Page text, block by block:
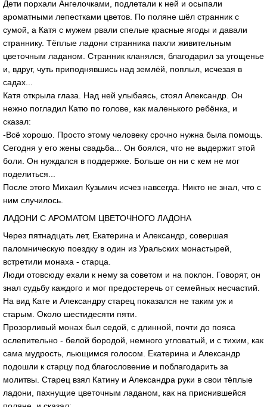
Дети порхали Ангелочками, подлетали к ней и осыпали
ароматными лепестками цветов. По поляне шёл странник с
сумой, а Катя с мужем рвали спелые красные ягоды и давали
страннику. Тёплые ладони странника пахли живительным
цветочным ладаном. Странник кланялся, благодарил за угощенье
и, вдруг, чуть приподнявшись над землёй, поплыл, исчезая в
садах...
Катя открыла глаза. Над ней улыбаясь, стоял Александр. Он
нежно погладил Катю по голове, как маленького ребёнка, и
сказал:
-Всё хорошо. Просто этому человеку срочно нужна была помощь.
Сегодня у его жены свадьба... Он боялся, что не выдержит этой
боли. Он нуждался в поддержке. Больше он ни с кем не мог
поделиться...
После этого Михаил Кузьмич исчез навсегда. Никто не знал, что с
ним случилось.
ЛАДОНИ С АРОМАТОМ ЦВЕТОЧНОГО ЛАДОНА
Через пятнадцать лет, Екатерина и Александр, совершая
паломническую поездку в один из Уральских монастырей,
встретили монаха - старца.
Люди отовсюду ехали к нему за советом и на поклон. Говорят, он
знал судьбу каждого и мог предостеречь от семейных несчастий.
На вид Кате и Александру старец показался не таким уж и
старым. Около шестидесяти пяти.
Прозорливый монах был седой, с длинной, почти до пояса
ослепительно - белой бородой, немного угловатый, и с тихим, как
сама мудрость, льющимся голосом. Екатерина и Александр
подошли к старцу под благословение и поблагодарить за
молитвы. Старец взял Катину и Александра руки в свои тёплые
ладони, пахнущие цветочным ладаном, как на приснившейся